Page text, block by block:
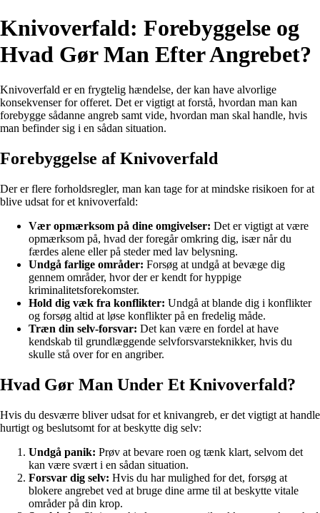
Knivoverfald: Forebyggelse og
Hvad Gør Man Efter Angrebet?
Knivoverfald er en frygtelig hændelse, der kan have alvorlige
konsekvenser for offeret. Det er vigtigt at forstå, hvordan man kan
forebygge sådanne angreb samt vide, hvordan man skal handle, hvis
man befinder sig i en sådan situation.
Forebyggelse af Knivoverfald
Der er flere forholdsregler, man kan tage for at mindske risikoen for at
blive udsat for et knivoverfald:
Vær opmærksom på dine omgivelser: Det er vigtigt at være
opmærksom på, hvad der foregår omkring dig, især når du
færdes alene eller på steder med lav belysning.
Undgå farlige områder: Forsøg at undgå at bevæge dig
gennem områder, hvor der er kendt for hyppige
kriminalitetsforekomster.
Hold dig væk fra konflikter: Undgå at blande dig i konflikter
og forsøg altid at løse konflikter på en fredelig måde.
Træn din selv-forsvar: Det kan være en fordel at have
kendskab til grundlæggende selvforsvarsteknikker, hvis du
skulle stå over for en angriber.
Hvad Gør Man Under Et Knivoverfald?
Hvis du desværre bliver udsat for et knivangreb, er det vigtigt at handle
hurtigt og beslutsomt for at beskytte dig selv:
Undgå panik: Prøv at bevare roen og tænk klart, selvom det
kan være svært i en sådan situation.
Forsvar dig selv: Hvis du har mulighed for det, forsøg at
blokere angrebet ved at bruge dine arme til at beskytte vitale
områder på din krop.